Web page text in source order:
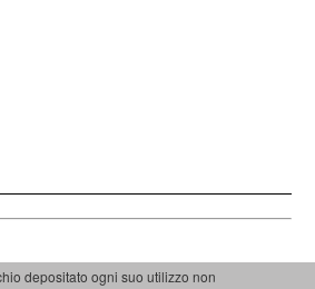
depositato ogni suo utilizzo non